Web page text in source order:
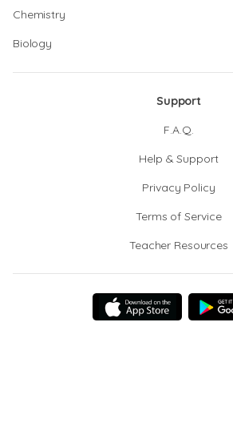
Chemistry
Biology
Support
F.A.Q.
Help & Support
Privacy Policy
Terms of Service
Teacher Resources